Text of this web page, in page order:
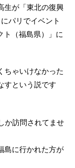
生が「東北の復興
パリでイベント
ト（福島県）」に
ちゃいけなかった
すという説です
か訪問されてませ
島に行かれた方が